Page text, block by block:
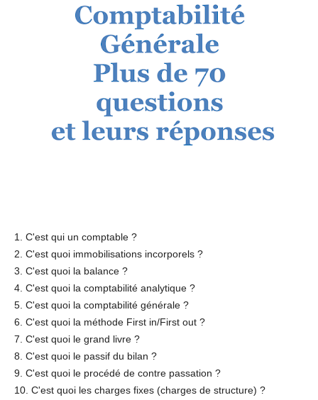
1. C'est qui un comptable ?
2. C'est quoi immobilisations incorporels ?
3. C'est quoi la balance ?
4. C'est quoi la comptabilité analytique ?
5. C'est quoi la comptabilité générale ?
6. C'est quoi la méthode First in/First out ?
7. C'est quoi le grand livre ?
8. C'est quoi le passif du bilan ?
9. C'est quoi le procédé de contre passation ?
10. C'est quoi les charges fixes (charges de structure) ?